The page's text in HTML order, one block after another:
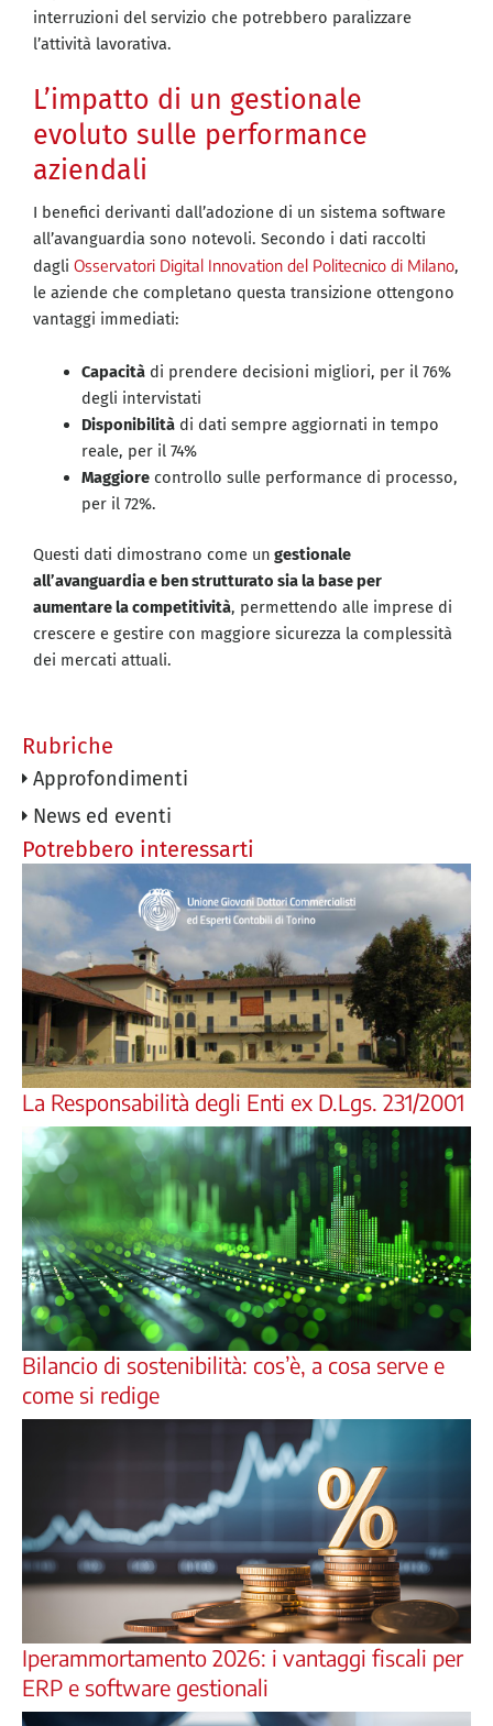
interruzioni del servizio che potrebbero paralizzare
l’attività lavorativa.
L’impatto di un gestionale
evoluto sulle performance
aziendali
I benefici derivanti dall’adozione di un sistema software
all’avanguardia sono notevoli. Secondo i dati raccolti
dagli Osservatori Digital Innovation del Politecnico di Milano,
le aziende che completano questa transizione ottengono
vantaggi immediati:
Capacitàdi prendere decisioni migliori, per il 76%
degli intervistati
Disponibilitàdi dati sempre aggiornati in tempo
reale, per il 74%
Maggiorecontrollo sulle performance di processo,
per il 72%.
Questi dati dimostrano come un gestionale
all’avanguardia e ben strutturato sia la base per
aumentare la competitività, permettendo alle imprese di
crescere e gestire con maggiore sicurezza la complessità
dei mercati attuali.
Rubriche
Approfondimenti
News ed eventi
Potrebbero interessarti
La Responsabilità degli Enti ex D.Lgs. 231/2001
Bilancio di sostenibilità: cos’è, a cosa serve e
come si redige
Iperammortamento 2026: i vantaggi fiscali per
ERP e software gestionali